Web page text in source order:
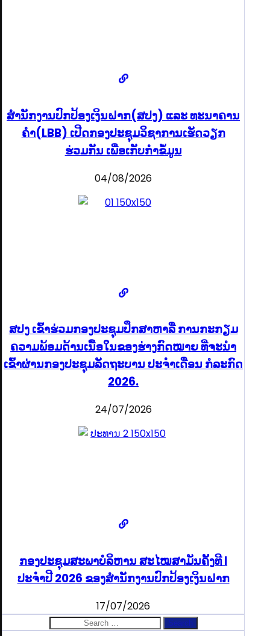
ສຳນັກງານປົກປ້ອງເງິນຝາກ(ສປງ) ແລະ ທະນາຄານ
ຄຳ(LBB) ເປີດກອງປະຊຸມວິຊາການເຮັດວຽກ
ຮ່ວມກັນ ເພື່ອເກັບກຳຂໍ້ມູນ
04/08/2026
ສປງ ເຂົ້າຮ່ວມກອງປະຊຸມປຶກສາຫາລື ການກະກຽມ
ຄວາມພ້ອມດ້ານເນື້ອໃນຂອງຮ່າງກົດໝາຍ ທີ່ຈະນໍາ
ເຂົ້າຜ່ານກອງປະຊຸມລັດຖະບານ ປະຈໍາເດືອນ ກໍລະກົດ
2026.
24/07/2026
ກອງປະຊຸມສະພາບໍລິຫານ ສະໄໝສາມັນຄັ້ງທີ I
ປະຈຳປີ 2026 ຂອງສຳນັກງານປົກປ້ອງເງິນຝາກ
17/07/2026
Search